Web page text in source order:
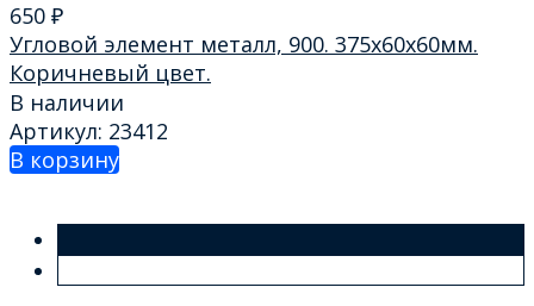
650 ₽
Угловой элемент металл, 900. 375х60х60мм.
Коричневый цвет.
В наличии
Артикул: 23412
В корзину